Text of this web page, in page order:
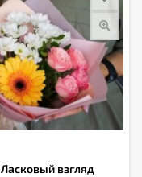
Ласковый взгляд